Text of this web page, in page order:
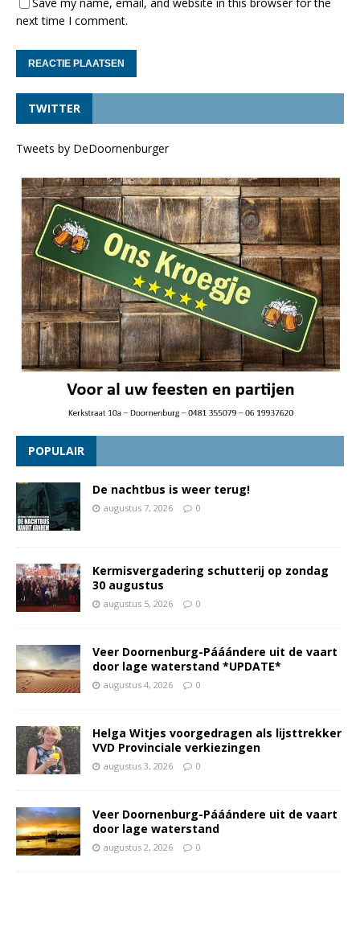
next time I comment.
TWITTER
Tweets by DeDoornenburger
POPULAIR
De nachtbus is weer terug!
augustus 7, 2026 0
Kermisvergadering schutterij op zondag
30 augustus
augustus 5, 2026 0
Veer Doornenburg-Pááándere uit de vaart
door lage waterstand *UPDATE*
augustus 4, 2026 0
Helga Witjes voorgedragen als lijsttrekker
VVD Provinciale verkiezingen
augustus 3, 2026 0
Veer Doornenburg-Pááándere uit de vaart
door lage waterstand
augustus 2, 2026 0